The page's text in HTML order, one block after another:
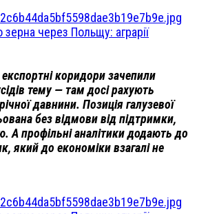
зерна через Польщу: аграрії
коридори зачепили
тему — там досі рахують
давнини. Позиція галузевої
без відмови від підтримки,
А профільні аналітики додають до
який до економіки взагалі не